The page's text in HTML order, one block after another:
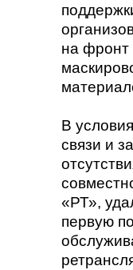
на фронт
В
связи и
«РТ»,
первую